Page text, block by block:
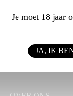
Je moet 18 jaar
JA, IK